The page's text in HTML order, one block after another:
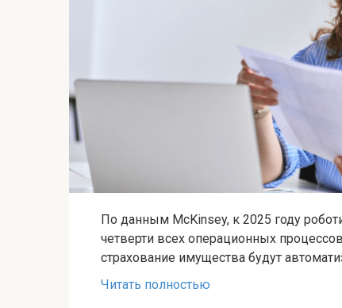
По данным McKinsey, к 2025 году
четверти всех операционных
страхование имущества будут
Читать полностью